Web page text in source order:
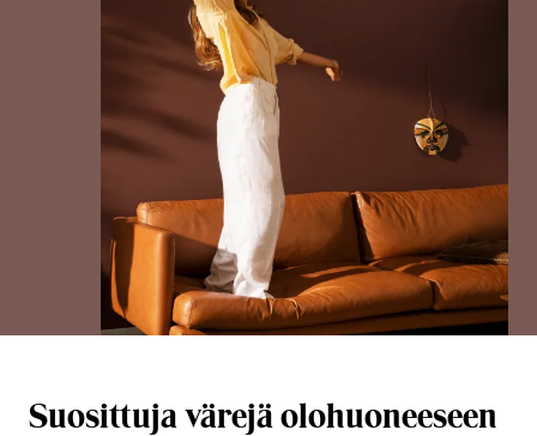
Suosittuja värejä olohuoneeseen